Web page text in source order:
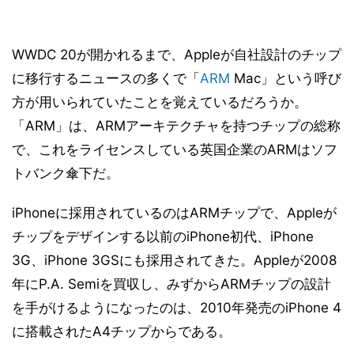
WWDC 20が開かれるまで、Appleが自社設計のチップ
に移行するニュースの多くで「ARM Mac」という呼び
方が用いられていたことを覚えているだろうか。
「ARM」は、ARMアーキテクチャを持つチップの総称
で、これをライセンスしている英国企業のARMはソフ
トバンク傘下だ。
iPhoneに採用されているのはARMチップで、Appleが
チップをデザインする以前のiPhone初代、iPhone
3G、iPhone 3GSにも採用されてきた。Appleが2008
年にP.A. Semiを買収し、みずからARMチップの設計
を手がけるようになったのは、2010年発売のiPhone 4
に搭載されたA4チップからである。